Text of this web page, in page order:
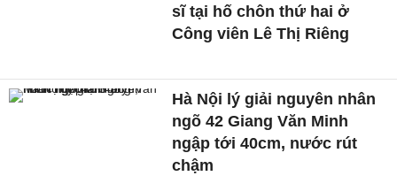
sĩ tại hố chôn thứ hai ở
Công viên Lê Thị Riêng
Hà Nội lý giải nguyên nhân
ngõ 42 Giang Văn Minh
ngập tới 40cm, nước rút
chậm